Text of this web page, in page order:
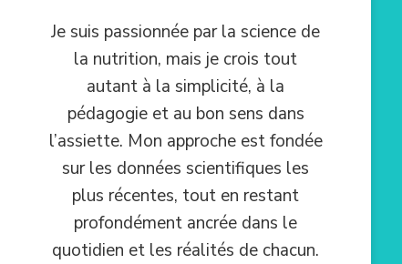
Je suis passionnée par la science de
la nutrition, mais je crois tout
autant à la simplicité, à la
pédagogie et au bon sens dans
l’assiette. Mon approche est fondée
sur les données scientifiques les
plus récentes, tout en restant
profondément ancrée dans le
quotidien et les réalités de chacun.